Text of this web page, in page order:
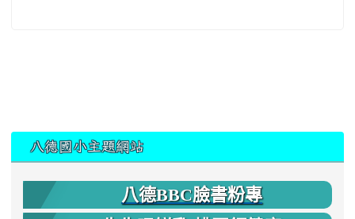
八德國小主題網站
八德BBC臉書粉專